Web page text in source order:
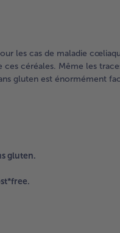
les cas de maladie
céréales. Même les
gluten est énormément
gluten.